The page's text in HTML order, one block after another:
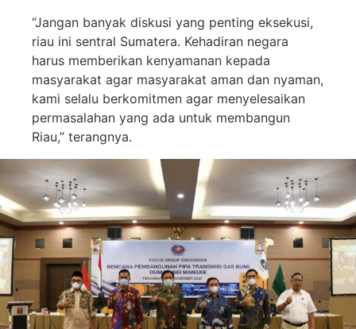
“Jangan banyak diskusi yang penting eksekusi,
riau ini sentral Sumatera. Kehadiran negara
harus memberikan kenyamanan kepada
masyarakat agar masyarakat aman dan nyaman,
kami selalu berkomitmen agar menyelesaikan
permasalahan yang ada untuk membangun
Riau,” terangnya.